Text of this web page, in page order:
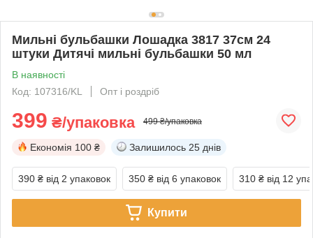
Мильні бульбашки Лошадка 3817 37см 24
штуки Дитячі мильні бульбашки 50 мл
В наявності
Код: 107316/KL
Опт і роздріб
399 ₴/упаковка 499 ₴/упаковка
Економія 100 ₴ Залишилось 25 днів
390 ₴ від 2 упаковок 350 ₴ від 6 упаковок 310 ₴ від 12
Купити